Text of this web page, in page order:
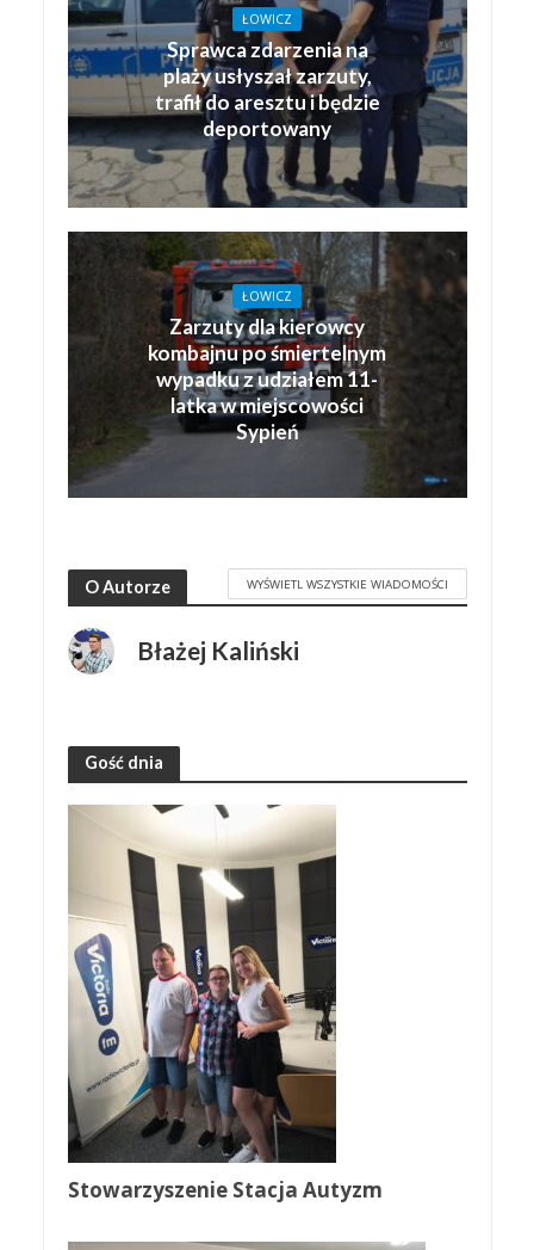
ŁOWICZ
Sprawca zdarzenia na
plaży usłyszał zarzuty,
trafił do aresztu i będzie
deportowany
ŁOWICZ
Zarzuty dla kierowcy
kombajnu po śmiertelnym
wypadku z udziałem 11-
latka w miejscowości
Sypień
O Autorze WYŚWIETL WSZYSTKIE WIADOMOŚCI
Błażej Kaliński
Gość dnia
Stowarzyszenie Stacja Autyzm